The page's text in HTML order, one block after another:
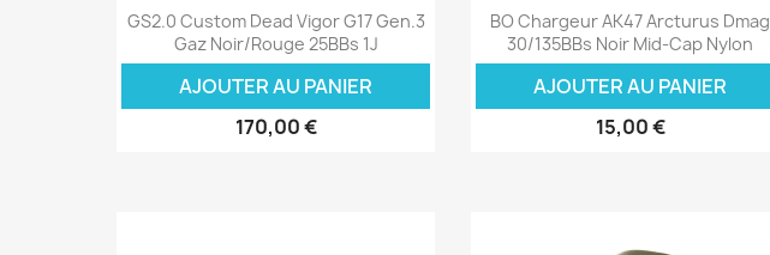
Aperçu rapide
GS2.0 Custom Dead Vigor G17 Gen.3
Gaz Noir/Rouge 25BBs 1J
AJOUTER AU PANIER
170,00 €
Aperçu rapide
BO Chargeur AK47 Arcturus Dmag
30/135BBs Noir Mid-Cap Nylon
AJOUTER AU PANIER
15,00 €